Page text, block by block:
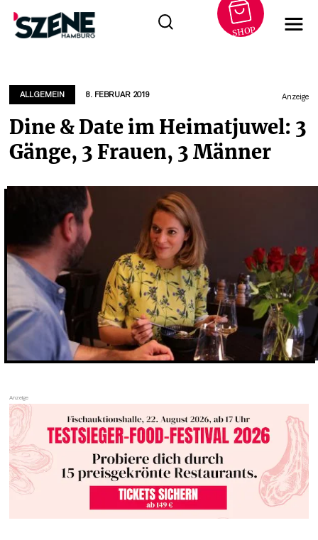
springen
SHOP
ALLGEMEIN 8. FEBRUAR 2019 Anzeige
Dine & Date im Heimatjuwel: 3
Gänge, 3 Frauen, 3 Männer